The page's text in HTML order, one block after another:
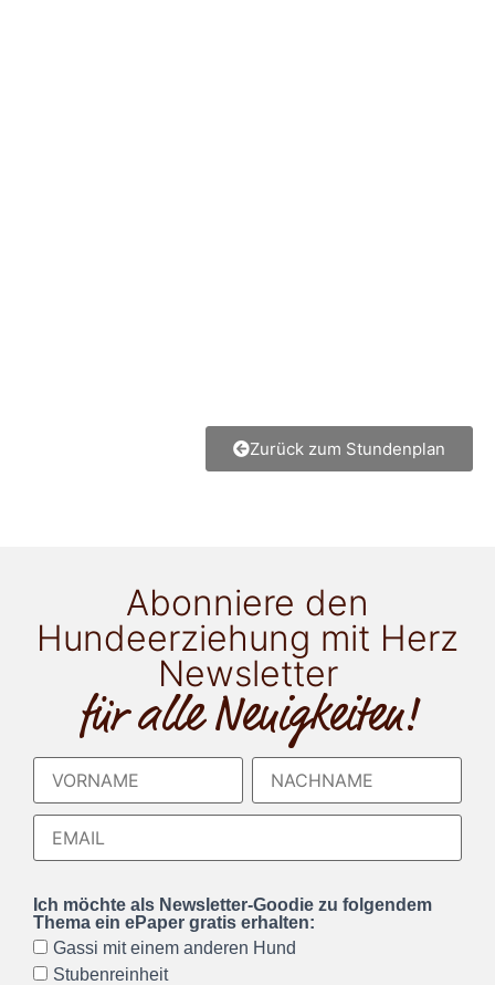
Zurück zum Stundenplan
Abonniere den
Hundeerziehung mit Herz
Newsletter
für alle Neuigkeiten!
Ich möchte als Newsletter-Goodie zu folgendem
Thema ein ePaper gratis erhalten:
Gassi mit einem anderen Hund
Stubenreinheit